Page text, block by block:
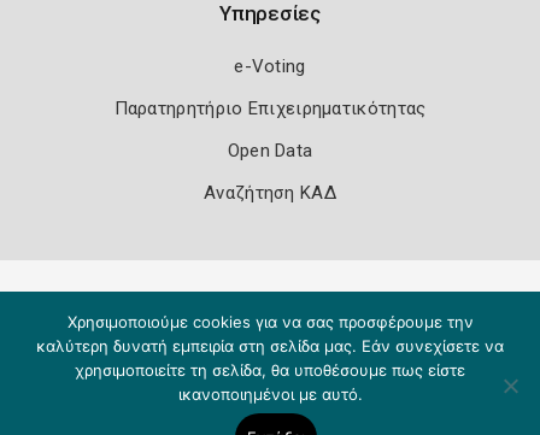
Υπηρεσίες
e-Voting
Παρατηρητήριο Επιχειρηματικότητας
Open Data
Αναζήτηση ΚΑΔ
Χρησιμοποιούμε cookies για να σας προσφέρουμε την
καλύτερη δυνατή εμπειρία στη σελίδα μας. Εάν συνεχίσετε να
χρησιμοποιείτε τη σελίδα, θα υποθέσουμε πως είστε
ικανοποιημένοι με αυτό.
Copyright 2026 Knowledge A.E.